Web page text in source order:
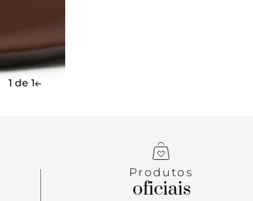
1 de 1
Produtos
oficiais